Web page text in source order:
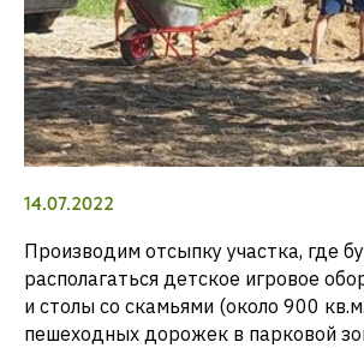
14.07.2022
Производим отсыпку участка, где
располагаться детское игровое
и столы со скамьями (около 900
пешеходных дорожек в парковой